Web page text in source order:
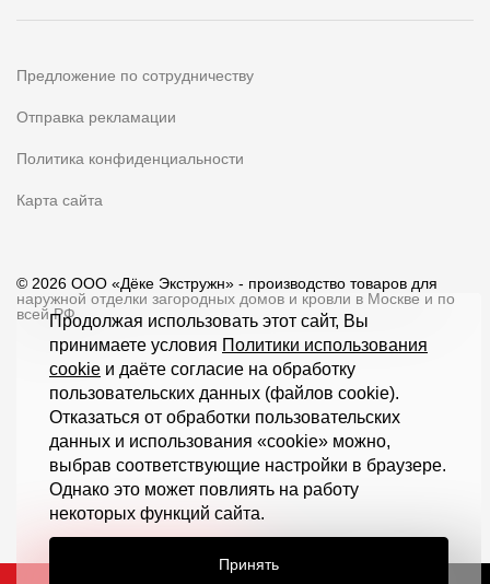
Предложение по сотрудничеству
Отправка рекламации
Политика конфиденциальности
Карта сайта
© 2026 ООО «Дёке Экстружн» - производство товаров для
наружной отделки загородных домов и кровли в Москве и по
всей РФПродолжая использовать этот сайт, Вы
принимаете условия Политики использования
cookie и даёте согласие на обработку
пользовательских данных (файлов cookie).
Отказаться от обработки пользовательских
данных и использования «cookie» можно,
выбрав соответствующие настройки в браузере.
Однако это может повлиять на работу
некоторых функций сайта.
Принять